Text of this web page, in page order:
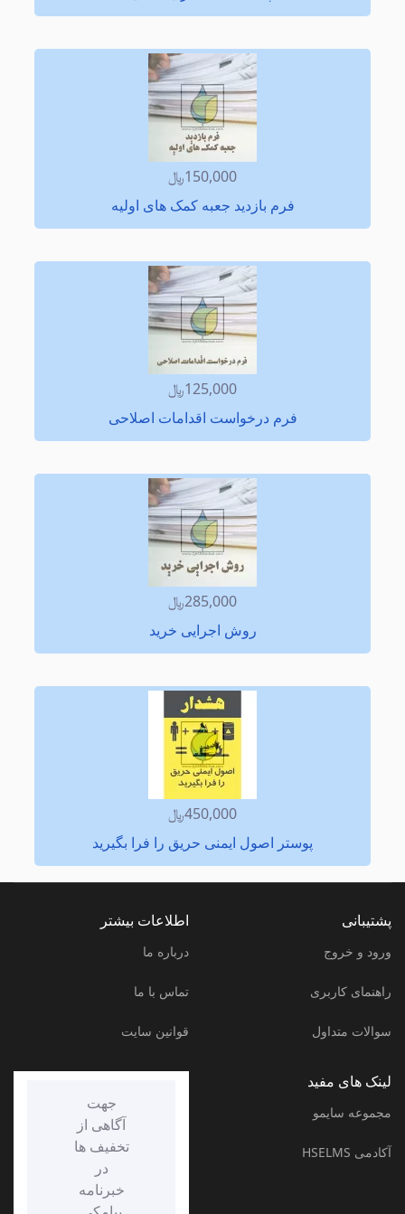
150,000﷼
فرم بازدید جعبه کمک های اولیه
125,000﷼
فرم درخواست اقدامات اصلاحی
285,000﷼
روش اجرایی خرید
450,000﷼
پوستر اصول ایمنی حریق را فرا بگيريد
پشتیبانی
ورود و خروج
راهنمای کاربری
سوالات متداول
اطلاعات بیشتر
درباره ما
تماس با ما
قوانین سایت
لینک های مفید
مجموعه سایمو
آکادمی HSELMS
جهت
آگاهی از
تخفیف ها
در
خبرنامه